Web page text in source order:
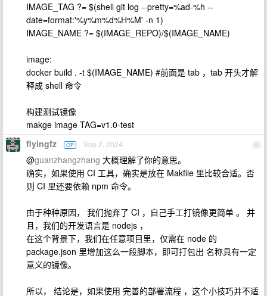
IMAGE_TAG ?= $(shell git log --pretty=%ad-%h --
date=format:'%y%m%d%H%M' -n 1)
IMAGE_NAME ?= $(IMAGE_REPO)/$(IMAGE_NAME)
image:
docker build . -t $(IMAGE_NAME) #前面是 tab ，tab 开头才解
释成 shell 命令
构建测试镜像
makge image TAG=v1.0-test
9
flyingfz OP Sep 2, 2024
@guanzhangzhang 大概理解了你的意思。
确实，如果使用 CI 工具，确实是放在 Makfile 里比较合适。否
则 CI 里还要依赖 npm 命令。
由于种种原因， 我们抛弃了 CI ，自己手工打镜像更简单 。 并
且，我们的开发语言是 nodejs ，
在这个背景下，我们在任意项目里，仅需在 node 的
package.json 里增加这么一段脚本，即可打包出 名称具有一定
意义的镜像。
所以， 结论是，如果使用 完善的部署流程 ，这个小技巧并不适